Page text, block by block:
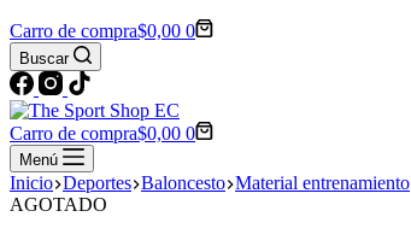
Carro de compra$0,00 0
Buscar
Carro de compra$0,00 0
Menú
Inicio Deportes Baloncesto Material entrenamiento
AGOTADO